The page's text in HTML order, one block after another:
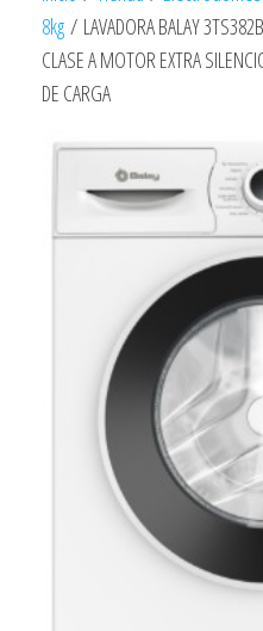
8kg / LAVADORA BALAY
CLASE A MOTOR EXTRA
DE CARGA